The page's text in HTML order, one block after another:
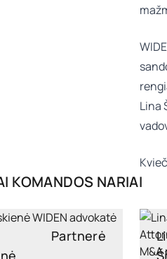
Lina
KOMANDOS NARIAI
Partnerė